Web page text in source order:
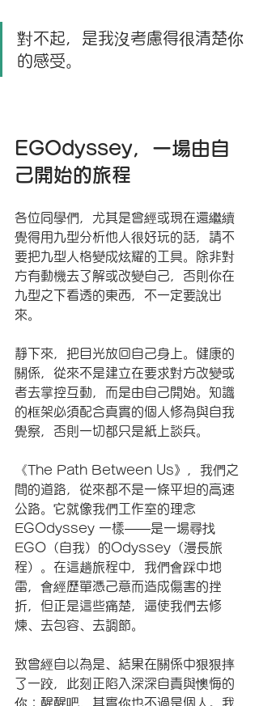
對不起，是我沒考慮得很清楚你
的感受。
EGOdyssey，一場由自
己開始的旅程
各位同學們，尤其是曾經或現在還繼續
覺得用九型分析他人很好玩的話，請不
要把九型人格變成炫耀的工具。除非對
方有動機去了解或改變自己，否則你在
九型之下看透的東西，不一定要說出
來。
靜下來，把目光放回自己身上。健康的
關係，從來不是建立在要求對方改變或
者去掌控互動，而是由自己開始。知識
的框架必須配合真實的個人修為與自我
覺察，否則一切都只是紙上談兵。
《The Path Between Us》，我們之
間的道路，從來都不是一條平坦的高速
公路。它就像我們工作室的理念
EGOdyssey 一樣——是一場尋找
EGO（自我）的Odyssey（漫長旅
程）。在這趟旅程中，我們會踩中地
雷，會經歷單憑己意而造成傷害的挫
折，但正是這些痛楚，逼使我們去修
煉、去包容、去調節。
致曾經自以為是、結果在關係中狠狠摔
了一跤，此刻正陷入深深自責與懊悔的
你：醒醒吧，其實你也不過是個人。我